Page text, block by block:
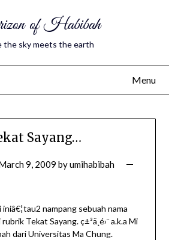
of Habibah
the sky meets the earth
Menu
Sayang…
9, 2009 byumihabibah
iniâ€¦tau2 nampang sebuah nama
Tekat Sayang. ç±³ä¸é›¨ a.k.a Mi
dari Universitas Ma Chung.